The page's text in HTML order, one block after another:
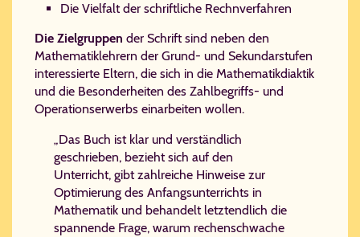
Die Vielfalt der schriftliche Rechnverfahren
Die Zielgruppen der Schrift sind neben den
Mathematiklehrern der Grund- und Sekundarstufen
interessierte Eltern, die sich in die Mathematikdiaktik
und die Besonderheiten des Zahlbegriffs- und
Operationserwerbs einarbeiten wollen.
„Das Buch ist klar und verständlich
geschrieben, bezieht sich auf den
Unterricht, gibt zahlreiche Hinweise zur
Optimierung des Anfangsunterrichts in
Mathematik und behandelt letztendlich die
spannende Frage, warum rechenschwache